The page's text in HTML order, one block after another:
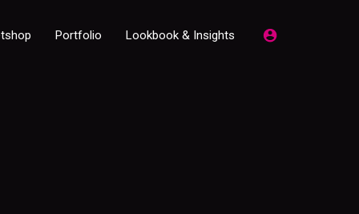
Portfolio Lookbook & Insights